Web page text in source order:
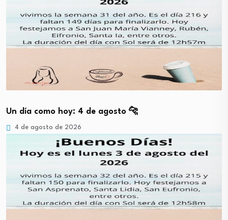
Un día como hoy: 4 de agosto 🐆
4 de agosto de 2026